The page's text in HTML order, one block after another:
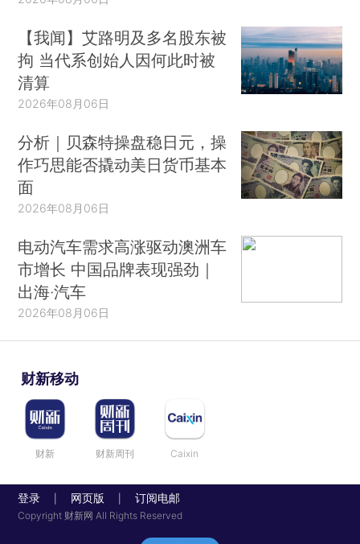
【我闻】艾路明及多名股东被
拘 当代系创始人因何此时被
清算
2026年08月06日
分析｜贝森特操盘稳日元，操
作巧思能否撬动美日货币基本
面
2026年08月06日
电动汽车需求高涨驱动澳洲车
市增长 中国品牌表现强劲｜
出海·汽车
2026年08月06日
财新移动
财新 财新周刊 Caixin
登录 网页版 订阅电邮
Copyright 财新网 All Rights Reserved